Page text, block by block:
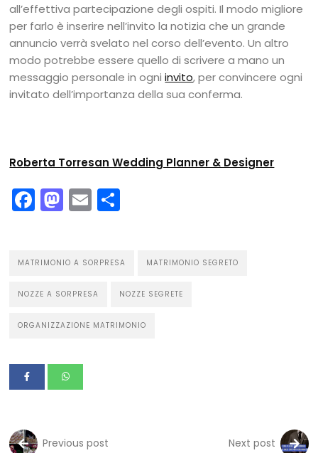
all’effettiva partecipazione degli ospiti. Il modo migliore
per farlo è inserire nell’invito la notizia che un grande
annuncio verrà svelato nel corso dell’evento. Un altro
modo potrebbe essere quello di scrivere a mano un
messaggio personale in ogniinvito, per convincere ogni
invitato dell’importanza della sua conferma.
Roberta Torresan Wedding Planner & Designer
Facebook
Mastodon
Email
MATRIMONIO A SORPRESA MATRIMONIO SEGRETO
NOZZE A SORPRESA NOZZE SEGRETE
ORGANIZZAZIONE MATRIMONIO
Previous post Next post